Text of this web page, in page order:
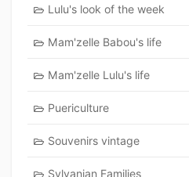
Lulu's look of the week
Mam'zelle Babou's life
Mam'zelle Lulu's life
Puericulture
Souvenirs vintage
Sylvanian Families